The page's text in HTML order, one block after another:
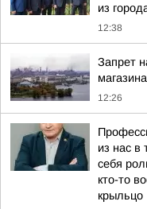
из
12:38
Запрет
12:26
из нас в
себя
кто-то
крыльцо